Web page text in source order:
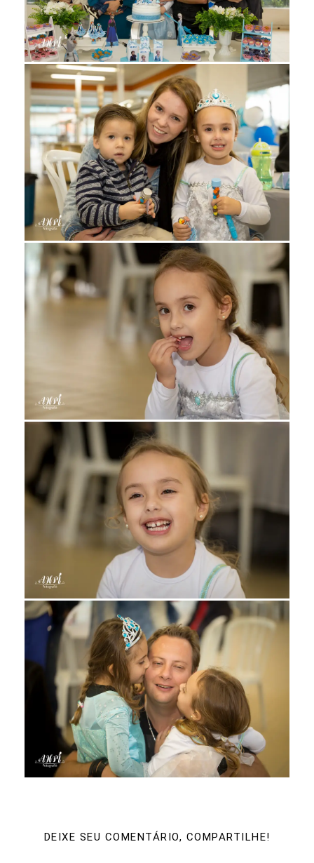
DEIXE SEU COMENTÁRIO, COMPARTILHE!